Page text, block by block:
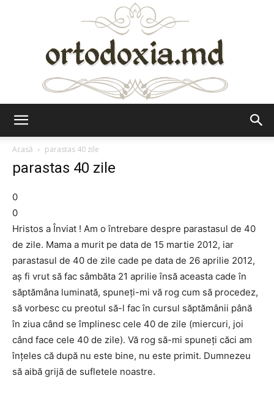
Acasă
parastas 40 zile
parastas 40 zile
0
0
Hristos a Înviat ! Am o întrebare despre parastasul de 40
de zile. Mama a murit pe data de 15 martie 2012, iar
parastasul de 40 de zile cade pe data de 26 aprilie 2012,
aş fi vrut să fac sâmbăta 21 aprilie însă aceasta cade în
săptămâna luminată, spuneţi-mi vă rog cum să procedez,
să vorbesc cu preotul să-l fac în cursul săptămânii până
în ziua când se împlinesc cele 40 de zile (miercuri, joi
când face cele 40 de zile). Vă rog să-mi spuneţi căci am
înţeles că după nu este bine, nu este primit. Dumnezeu
să aibă grijă de sufletele noastre.